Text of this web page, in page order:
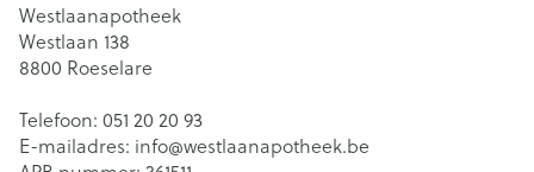
Westlaanapotheek
Westlaan 138
8800 Roeselare
Telefoon: 051 20 20 93
E-mailadres: info@westlaanapotheek.be